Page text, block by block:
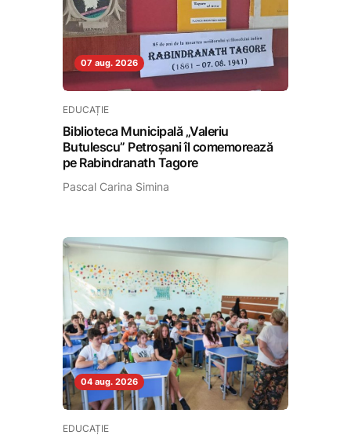
07 aug. 2026
EDUCAȚIE
Biblioteca Municipală „Valeriu
Butulescu” Petroșani îl comemorează
pe Rabindranath Tagore
Pascal Carina Simina
04 aug. 2026
EDUCAȚIE